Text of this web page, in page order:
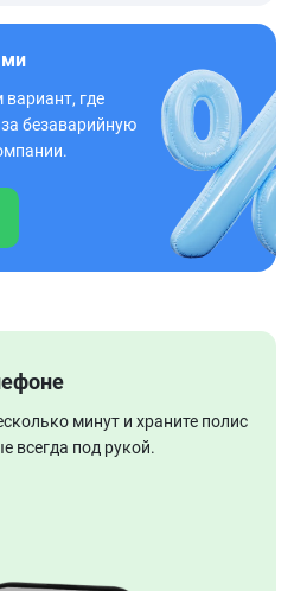
где
безаварийную
минут и храните полис
всегда под рукой.